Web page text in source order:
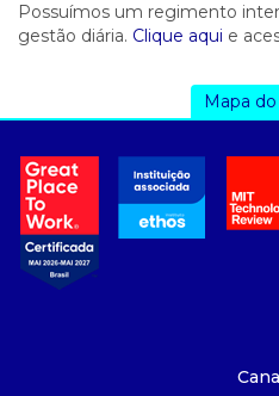
Possuímos um regimento
gestão diária. Clique aqui e
Mapa
- sobre nós
- governança
- nossos associados
- integridade, riscos e auditoria